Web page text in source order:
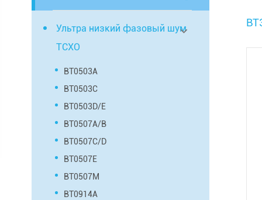
Ультра низкий фазовый шум
TCXO
BT0503A
BT0503C
BT0503D/E
BT0507A/B
BT0507C/D
BT0507E
BT0507M
BT0914A